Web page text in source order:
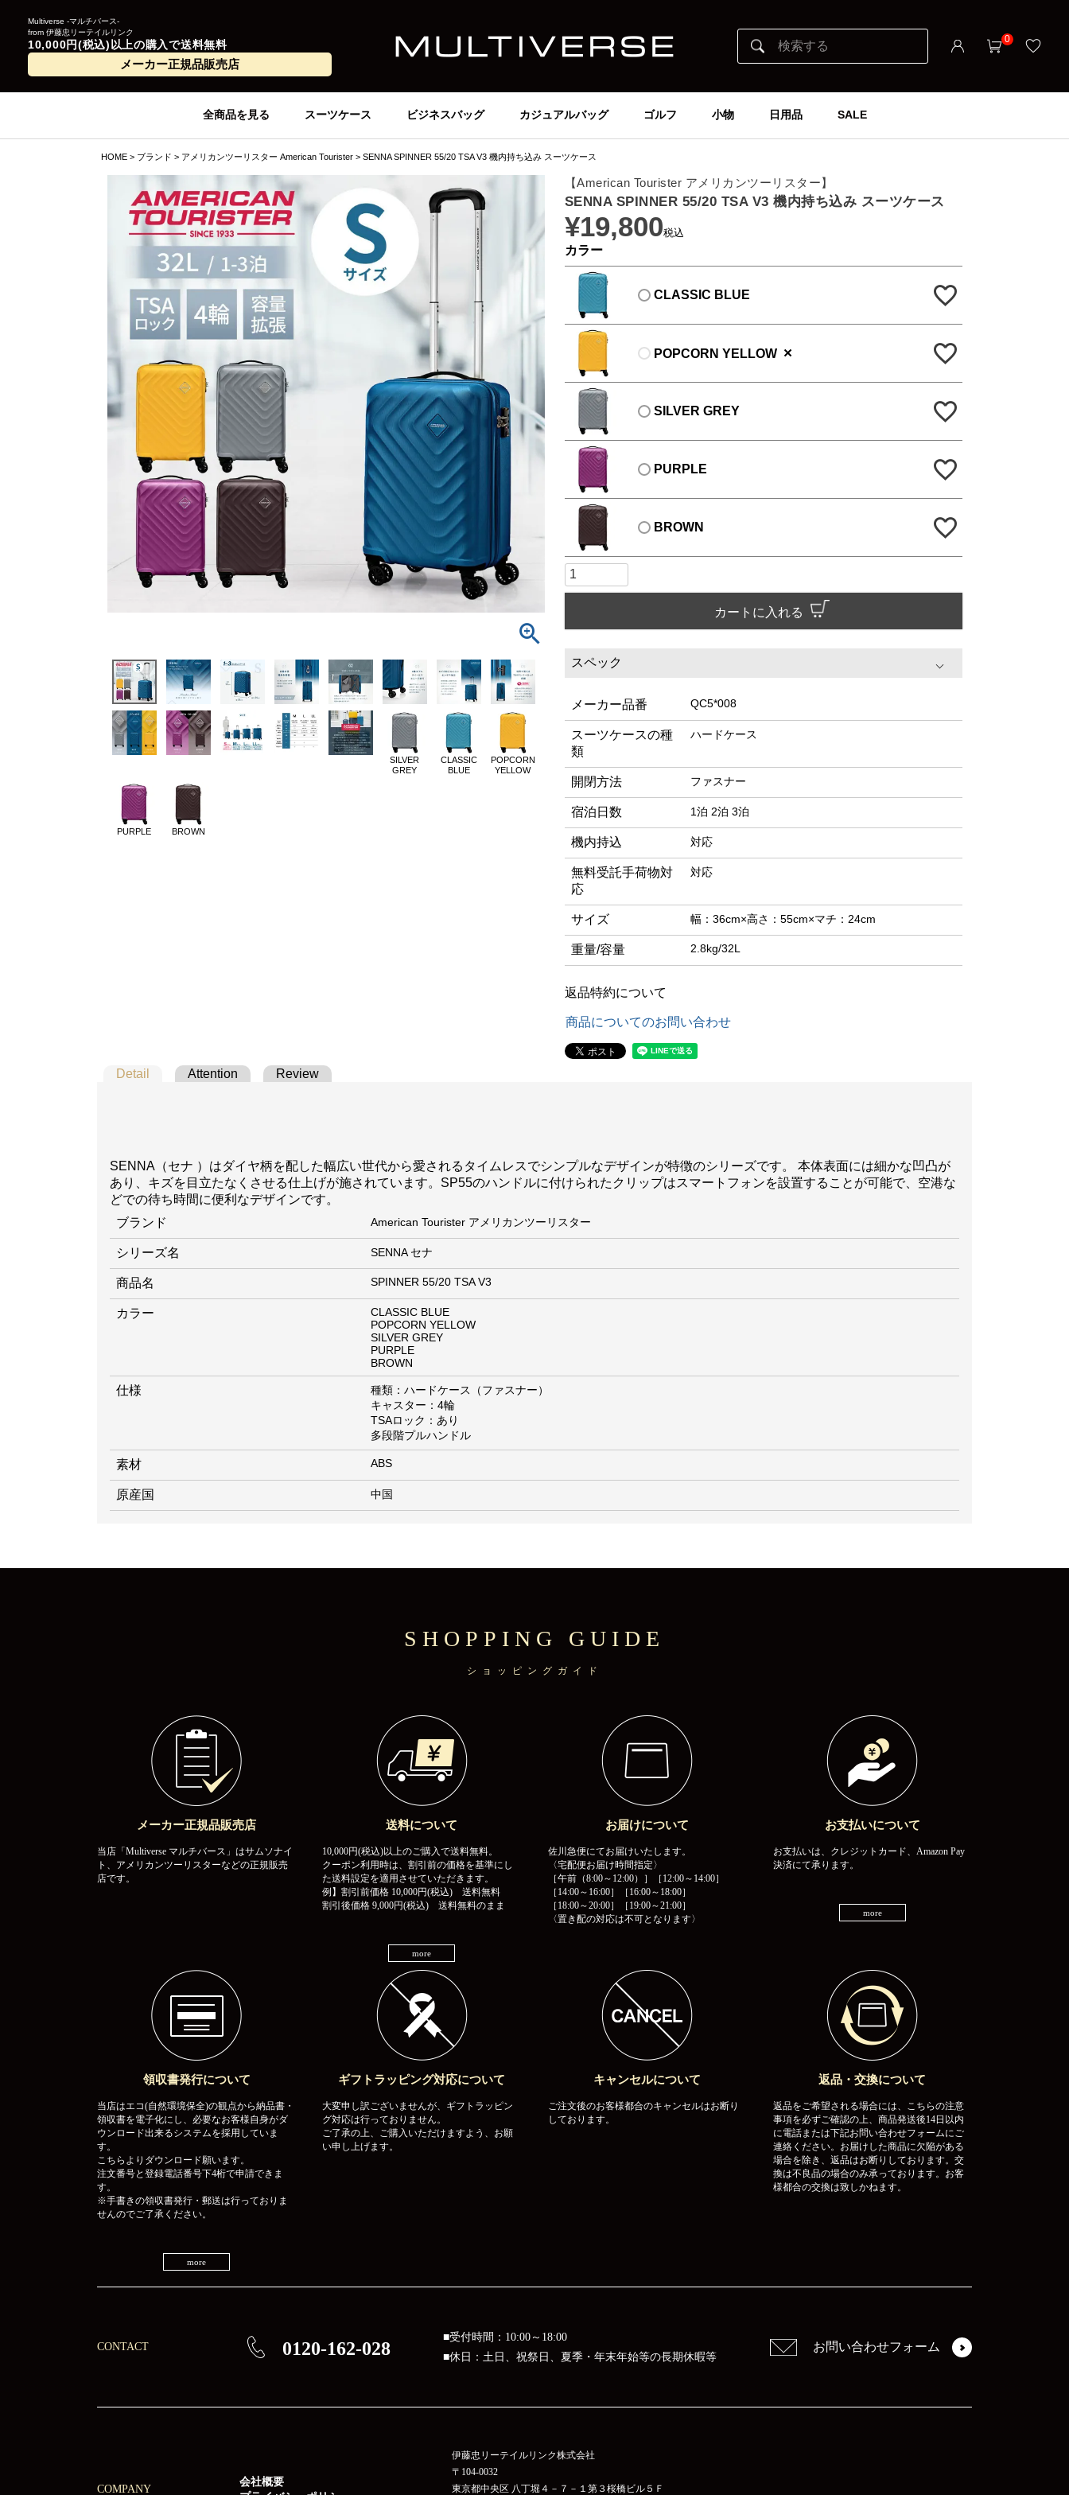
Multiverse -マルチバース-
from 伊藤忠リーテイルリンク
10,000円(税込)以上の購入で送料無料
メーカー正規品販売店
0
全商品を見る スーツケース ビジネスバッグ カジュアルバッグ ゴルフ 小物 日用品 SALE
HOME ブランド アメリカンツーリスター American Tourister SENNA SPINNER 55/20 TSA V3 機内持ち込み スーツケース
SILVER
GREY
CLASSIC
BLUE
POPCORN
YELLOW
PURPLE BROWN
【American Tourister アメリカンツーリスター】
SENNA SPINNER 55/20 TSA V3 機内持ち込み スーツケース
¥19,800税込
カラー
CLASSIC BLUE
POPCORN YELLOW ×
SILVER GREY
PURPLE
BROWN
カートに入れる
スペック
メーカー品番 QC5*008
スーツケースの種
類
ハードケース
開閉方法 ファスナー
宿泊日数 1泊 2泊 3泊
機内持込 対応
無料受託手荷物対
応
対応
サイズ 幅：36cm×高さ：55cm×マチ：24cm
重量/容量 2.8kg/32L
返品特約について
商品についてのお問い合わせ
Detail Attention Review
SENNA（セナ ）はダイヤ柄を配した幅広い世代から愛されるタイムレスでシンプルなデザインが特徴のシリーズです。 本体表面には細かな凹凸が
あり、キズを目立たなくさせる仕上げが施されています。SP55のハンドルに付けられたクリップはスマートフォンを設置することが可能で、空港な
どでの待ち時間に便利なデザインです。
ブランド
American Tourister アメリカンツーリスター
シリーズ名 SENNA セナ
商品名 SPINNER 55/20 TSA V3
カラー
CLASSIC BLUE
POPCORN YELLOW
SILVER GREY
PURPLE
BROWN
仕様
種類：ハードケース（ファスナー）
キャスター：4輪
TSAロック：あり
多段階プルハンドル
素材 ABS
原産国 中国
SHOPPING GUIDE
ショッピングガイド
メーカー正規品販売店
当店「Multiverse マルチバース」はサムソナイ
ト、アメリカンツーリスターなどの正規販売
店です。
送料について
10,000円(税込)以上のご購入で送料無料。
クーポン利用時は、割引前の価格を基準にし
た送料設定を適用させていただきます。
例】割引前価格 10,000円(税込) 送料無料
割引後価格 9,000円(税込) 送料無料のまま
more
お届けについて
佐川急便にてお届けいたします。
〈宅配便お届け時間指定〉
［午前（8:00～12:00）］［12:00～14:00］
［14:00～16:00］［16:00～18:00］
［18:00～20:00］［19:00～21:00］
〈置き配の対応は不可となります〉
お支払いについて
お支払いは、クレジットカード、Amazon Pay
決済にて承ります。
more
領収書発行について
当店はエコ(自然環境保全)の観点から納品書・
領収書を電子化にし、必要なお客様自身がダ
ウンロード出来るシステムを採用していま
す。
こちらよりダウンロード願います。
注文番号と登録電話番号下4桁で申請できま
す。
※手書きの領収書発行・郵送は行っておりま
せんのでご了承ください。
more
ギフトラッピング対応について
大変申し訳ございませんが、ギフトラッピン
グ対応は行っておりません。
ご了承の上、ご購入いただけますよう、お願
い申し上げます。
キャンセルについて
ご注文後のお客様都合のキャンセルはお断り
しております。
返品・交換について
返品をご希望される場合には、こちらの注意
事項を必ずご確認の上、商品発送後14日以内
に電話または下記お問い合わせフォームにご
連絡ください。お届けした商品に欠陥がある
場合を除き、返品はお断りしております。交
換は不良品の場合のみ承っております。お客
様都合の交換は致しかねます。
CONTACT 0120-162-028
■受付時間：10:00～18:00
■休日：土日、祝祭日、夏季・年末年始等の長期休暇等
お問い合わせフォーム
COMPANY
会社概要
伊藤忠リーテイルリンク株式会社
〒104-0032
東京都中央区 八丁堀４－７－１第３桜橋ビル５Ｆ